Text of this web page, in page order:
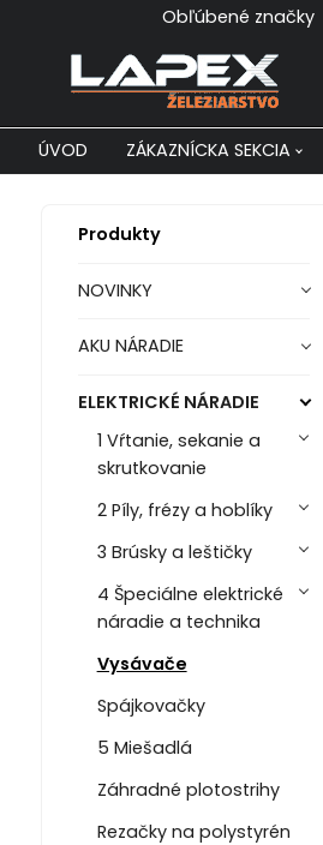
Obľúbené značky
ÚVOD ZÁKAZNÍCKA SEKCIA
Produkty
NOVINKY
AKU NÁRADIE
ELEKTRICKÉ NÁRADIE
1 Vŕtanie, sekanie a
skrutkovanie
2 Píly, frézy a hoblíky
3 Brúsky a leštičky
4 Špeciálne elektrické
náradie a technika
Vysávače
Spájkovačky
5 Miešadlá
Záhradné plotostrihy
Rezačky na polystyrén